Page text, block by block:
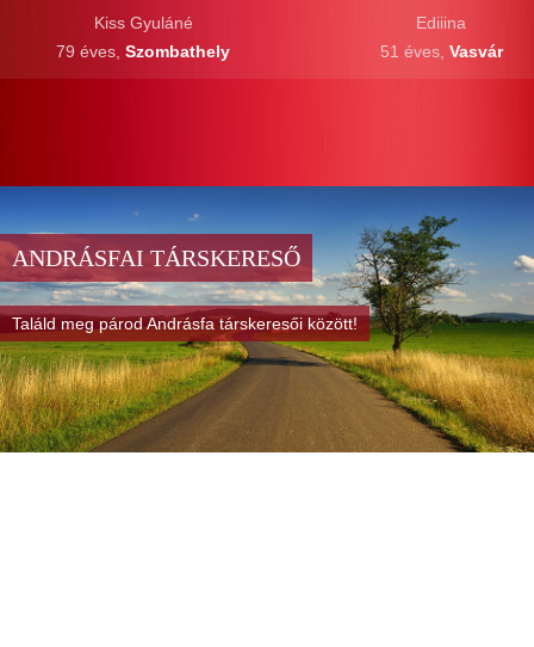
Kiss Gyuláné
79 éves, Szombathely
Ediiina
51 éves, Vasvár
ANDRÁSFAI TÁRSKERESŐ
Találd meg párod Andrásfa társkeresői között!